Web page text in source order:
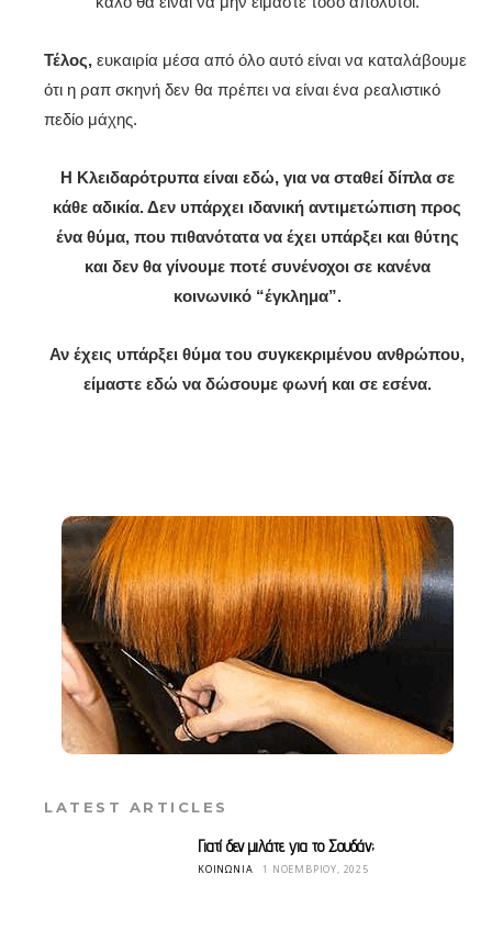
Τέλος, ευκαιρία μέσα από όλο αυτό είναι να καταλάβουμε
ότι η ραπ σκηνή δεν θα πρέπει να είναι ένα ρεαλιστικό
πεδίο μάχης.
Η Κλειδαρότρυπα είναι εδώ, για να σταθεί δίπλα σε
κάθε αδικία. Δεν υπάρχει ιδανική αντιμετώπιση προς
ένα θύμα, που πιθανότατα να έχει υπάρξει και θύτης
και δεν θα γίνουμε ποτέ συνένοχοι σε κανένα
κοινωνικό “έγκλημα”.
Αν έχεις υπάρξει θύμα του συγκεκριμένου ανθρώπου,
είμαστε εδώ να δώσουμε φωνή και σε εσένα.
LATEST ARTICLES
Γιατί δεν μιλάτε για το Σουδάν;
ΚΟΙΝΩΝΊΑ 1 ΝΟΕΜΒΡΊΟΥ, 2025